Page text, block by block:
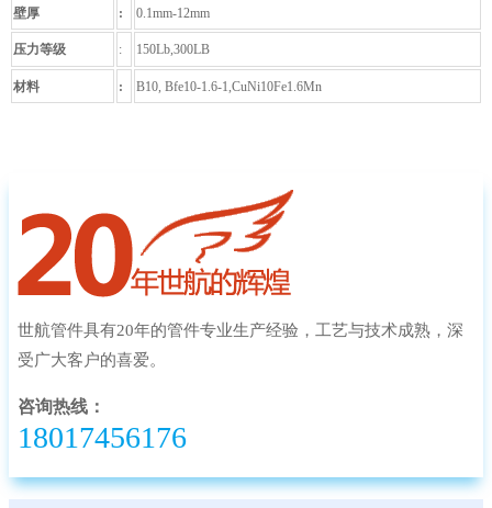
壁厚 : 0.1mm-12mm
压力等级 : 150Lb,300LB
材料 : B10, Bfe10-1.6-1,CuNi10Fe1.6Mn
世航管件具有20年的管件专业生产经验，工艺与技术成熟，深
受广大客户的喜爱。
咨询热线：
18017456176